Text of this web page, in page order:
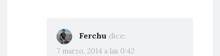
Ferchu dice:
7 marzo, 2014 a las 0:42